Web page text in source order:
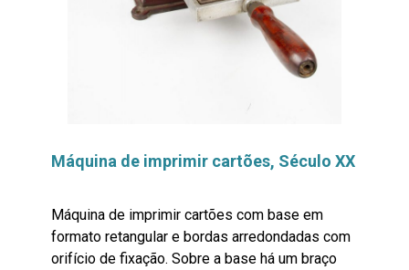
Máquina de imprimir cartões, Século XX
Máquina de imprimir cartões com base em
formato retangular e bordas arredondadas com
orifício de fixação. Sobre a base há um braço